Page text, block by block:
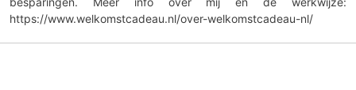
https://www.welkomstcadeau.nl/over-welkomstcadeau-nl/